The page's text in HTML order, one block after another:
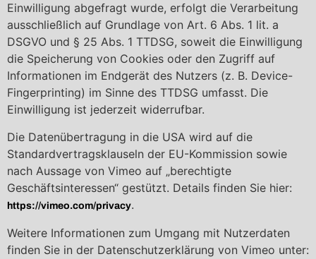
Einwilligung abgefragt wurde, erfolgt die Verarbeitung
ausschließlich auf Grundlage von Art. 6 Abs. 1 lit. a
DSGVO und § 25 Abs. 1 TTDSG, soweit die Einwilligung
die Speicherung von Cookies oder den Zugriff auf
Informationen im Endgerät des Nutzers (z. B. Device-
Fingerprinting) im Sinne des TTDSG umfasst. Die
Einwilligung ist jederzeit widerrufbar.
Die Datenübertragung in die USA wird auf die
Standardvertragsklauseln der EU-Kommission sowie
nach Aussage von Vimeo auf „berechtigte
Geschäftsinteressen“ gestützt. Details finden Sie hier:
https://vimeo.com/privacy.
Weitere Informationen zum Umgang mit Nutzerdaten
finden Sie in der Datenschutzerklärung von Vimeo unter: